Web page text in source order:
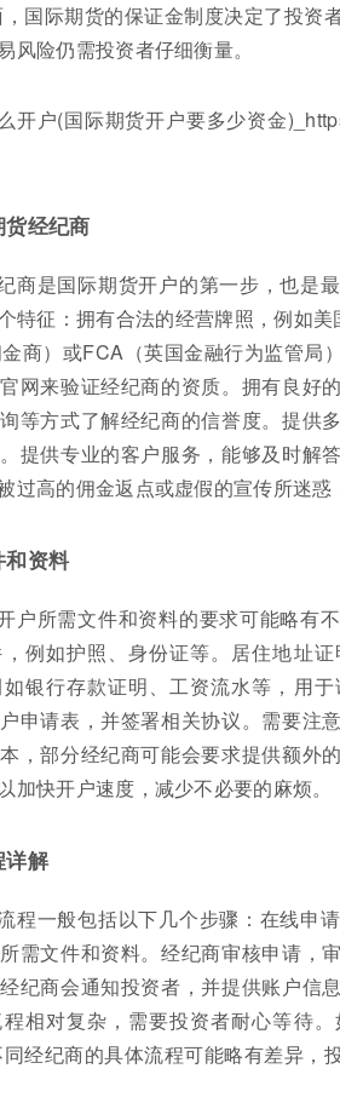
国际期货的保证金制度决定了投资
风险仍需投资者仔细衡量。
经纪商
商是国际期货开户的第一步，也是
特征：拥有合法的经营牌照，例如
商）或FCA（英国金融行为监管局
网来验证经纪商的资质。拥有良好
等方式了解经纪商的信誉度。提供
提供专业的客户服务，能够及时解
过高的佣金返点或虚假的宣传所迷惑
和资料
户所需文件和资料的要求可能略有
例如护照、身份证等。居住地址
银行存款证明、工资流水等，用
申请表，并签署相关协议。需要注
，部分经纪商可能会要求提供额外
加快开户速度，减少不必要的麻烦。
详解
程一般包括以下几个步骤：在线申
需文件和资料。经纪商审核申请，
纪商会通知投资者，并提供账户信
相对复杂，需要投资者耐心等待
经纪商的具体流程可能略有差异，